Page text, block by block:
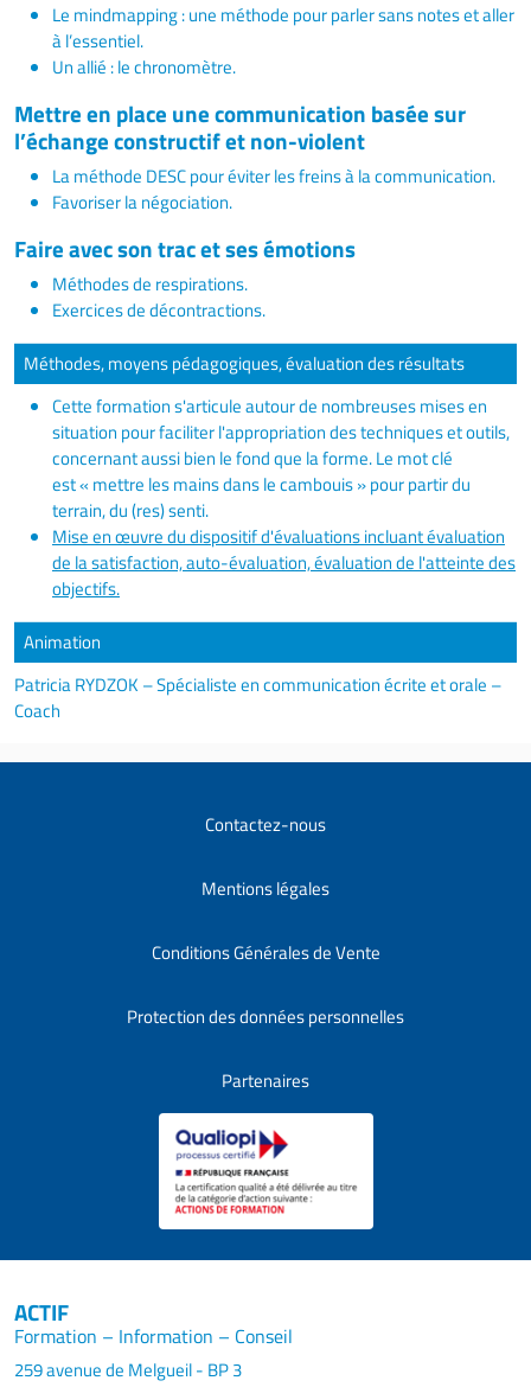
Le mindmapping : une méthode pour parler sans notes et aller
à l’essentiel.
Un allié : le chronomètre.
Mettre en place une communication basée sur
l’échange constructif et non-violent
La méthode DESC pour éviter les freins à la communication.
Favoriser la négociation.
Faire avec son trac et ses émotions
Méthodes de respirations.
Exercices de décontractions.
Méthodes, moyens pédagogiques, évaluation des résultats
Cette formation s'articule autour de nombreuses mises en
situation pour faciliter l'appropriation des techniques et outils,
concernant aussi bien le fond que la forme. Le mot clé
est « mettre les mains dans le cambouis » pour partir du
terrain, du (res) senti.
Mise en œuvre du dispositif d'évaluations incluant évaluation
de la satisfaction, auto-évaluation, évaluation de l'atteinte des
objectifs.
Animation
Patricia RYDZOK – Spécialiste en communication écrite et orale –
Coach
Contactez-nous
Mentions légales
Conditions Générales de Vente
Protection des données personnelles
Partenaires
ACTIF
Formation – Information – Conseil
259 avenue de Melgueil - BP 3